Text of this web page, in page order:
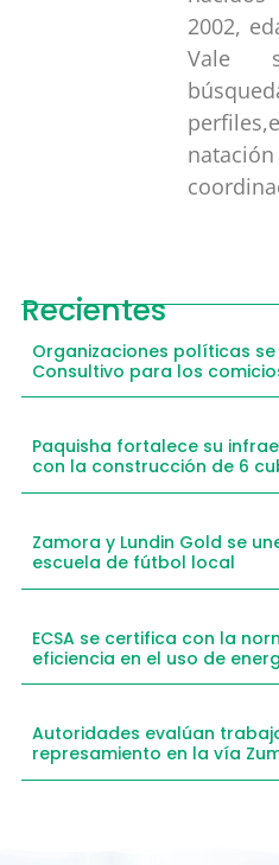
2002,
Vale
Recientes
Organizaciones políticas
Consultivo para los
Paquisha fortalece su
con la construcción de 6
Zamora y Lundin Gold se
escuela de fútbol local
ECSA se certifica con la
eficiencia en el uso de
Autoridades evalúan
represamiento en la vía